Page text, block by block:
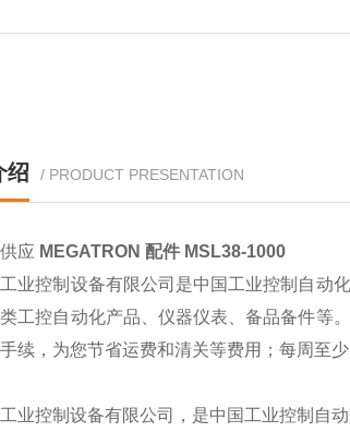
绍 / PRODUCT PRESENTATION
应 MEGATRON 配件 MSL38-1000
工业控制设备有限公司是中国工业控制自动
工控自动化产品、仪器仪表、备品备件等
续，为您节省运费和清关等费用；每周至
工业控制设备有限公司，是中国工业控制自